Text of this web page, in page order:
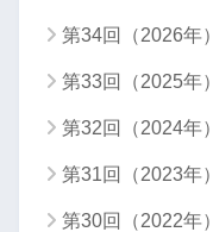
第34回（2026年）
第33回（2025年）
第32回（2024年）
第31回（2023年）
第30回（2022年）